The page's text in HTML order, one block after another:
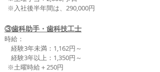
※入社後半年間は、290,000円
③歯科助手・歯科技工士
時給：
経験3年未満：1,162円～
経験3年以上：1,350円～
​ ※土曜時給＋250円